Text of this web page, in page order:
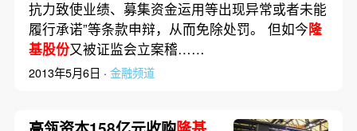
抗力致使业绩、募集资金运用等出现异常或者未能
履行承诺”等条款申辩，从而免除处罚。 但如今隆
基股份又被证监会立案稽……
2013年5月6日 · 金融频道